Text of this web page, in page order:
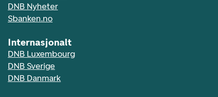
DNB Nyheter
Sbanken.no
Internasjonalt
DNB Luxembourg
DNB Sverige
DNB Danmark